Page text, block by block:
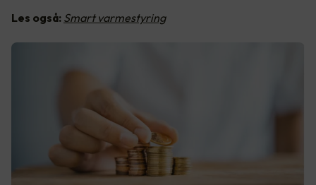
Les også: Smart varmestyring